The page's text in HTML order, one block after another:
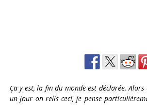
Ça y est, la fin du monde est déclarée.
un jour on relis ceci, je pense